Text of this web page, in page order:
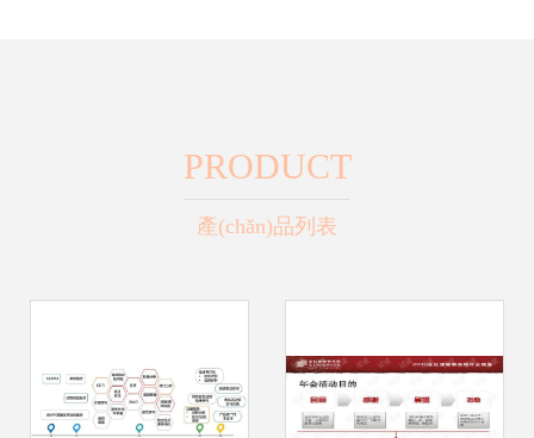
PRODUCT
產(chǎn)品列表